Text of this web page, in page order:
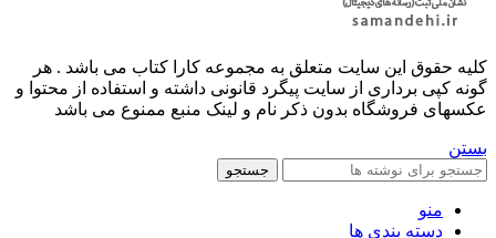
کليه حقوق اين سايت متعلق به مجموعه کارا کتاب می باشد . هر
گونه کپی برداری از سایت پیگرد قانونی داشته و استفاده از محتوا و
عکسهای فروشگاه بدون ذکر نام و لینک منبع ممنوع می باشد
بستن
جستجو
منو
دسته بندی ها